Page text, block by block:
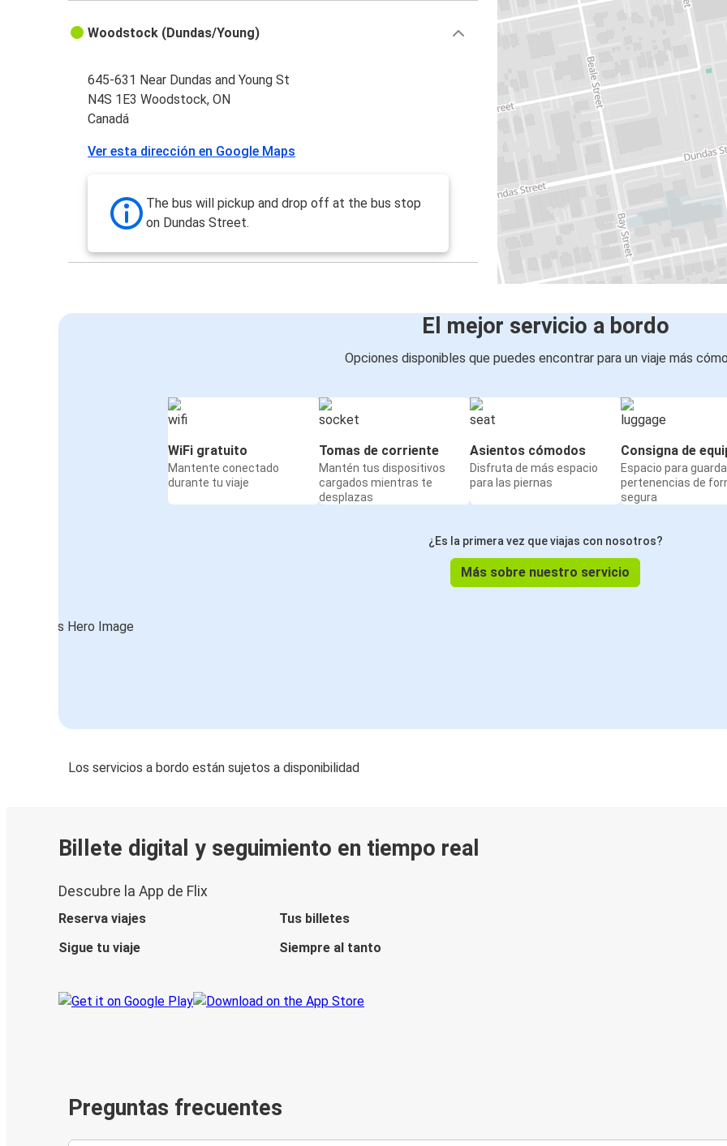
Woodstock (Dundas/Young)
645-631 Near Dundas and Young St
N4S 1E3 Woodstock, ON
Canadá
Ver esta dirección en Google Maps
The bus will pickup and drop off at the bus stop
on Dundas Street.
El mejor servicio a bordo
Opciones disponibles que puedes encontrar para un viaje más
WiFi gratuito
Mantente conectado
durante tu viaje
Tomas de corriente
Mantén tus dispositivos
cargados mientras te
desplazas
Asientos cómodos
Disfruta de más espacio
para las piernas
Consigna de
Espacio para
pertenencias de
segura
¿Es la primera vez que viajas con nosotros?
Más sobre nuestro servicio
Los servicios a bordo están sujetos a disponibilidad
Billete digital y seguimiento en tiempo real
Descubre la App de Flix
Reserva viajes
Tus billetes
Sigue tu viaje
Siempre al tanto
Preguntas frecuentes